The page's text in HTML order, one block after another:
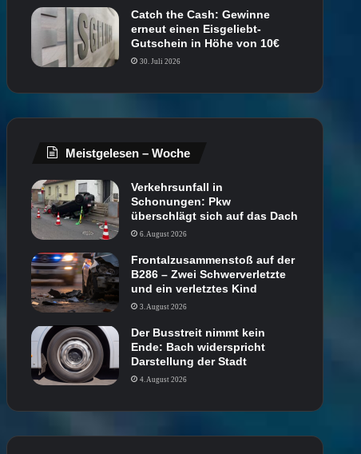
Catch the Cash: Gewinne
erneut einen Eisgeliebt-
Gutschein in Höhe von 10€
30. Juli 2026
Meistgelesen – Woche
Verkehrsunfall in
Schonungen: Pkw
überschlägt sich auf das Dach
6. August 2026
Frontalzusammenstoß auf der
B286 – Zwei Schwerverletzte
und ein verletztes Kind
3. August 2026
Der Busstreit nimmt kein
Ende: Bach widerspricht
Darstellung der Stadt
4. August 2026